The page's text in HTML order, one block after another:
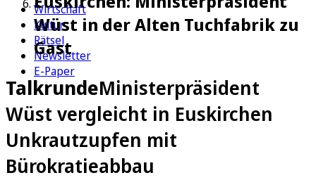
Wirtschaft
Kultur
Rätsel
Newsletter
E-Paper
Wüst in der Alten Tuchfabrik zu
Gast
TalkrundeMinisterpräsident
Wüst vergleicht in Euskirchen
Unkrautzupfen mit
Bürokratieabbau